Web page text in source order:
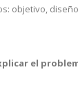
objetivo,
el